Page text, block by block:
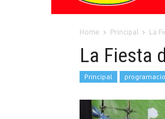
Home Principal La
La Fiesta
Principal